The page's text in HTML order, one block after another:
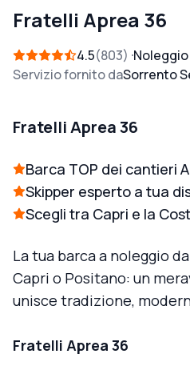
Fratelli Aprea 36
4.5 803
Servizio fornito daSorrento
Fratelli Aprea 36
Barca TOP dei cantieri
Skipper esperto a tua
Scegli tra Capri e la
La tua barca a noleggio
Capri o Positano: un
unisce tradizione,
Fratelli Aprea 36